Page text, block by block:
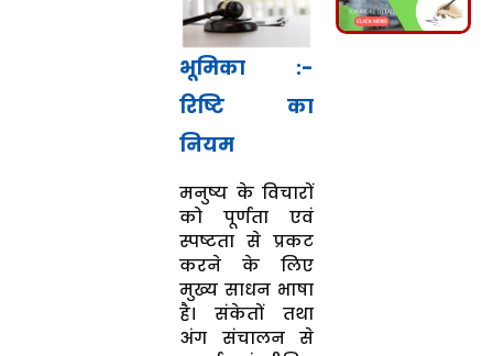
भूमिका :-
रिष्टि का
नियम
मनुष्य के विचारों
को पूर्णता एवं
स्पष्टता से प्रकट
करने के लिए
मुख्य साधन भाषा
है। संकेतों तथा
अंग संचालन से